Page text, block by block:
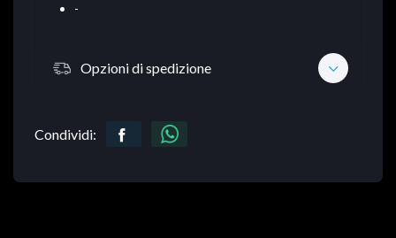
-
Opzioni di spedizione
Condividi: